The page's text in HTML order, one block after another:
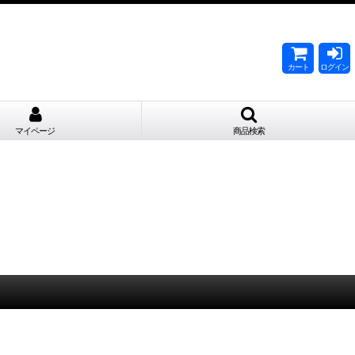
カート ログイン
マイページ 商品検索